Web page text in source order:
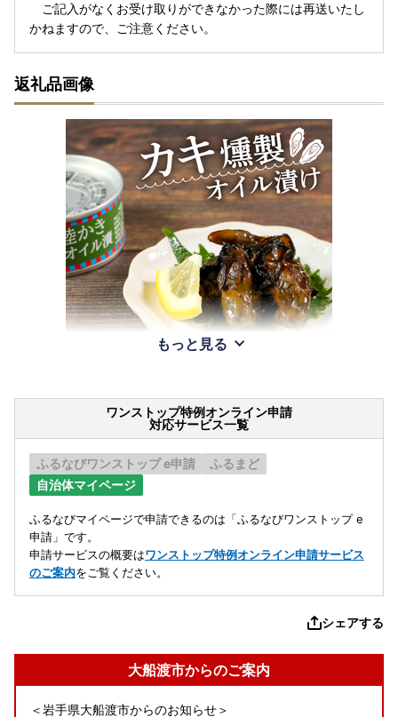
ご記入がなくお受け取りができなかった際には再送いたし
かねますので、ご注意ください。
返礼品画像
もっと見る
ワンストップ特例オンライン申請
対応サービス一覧
ふるなびワンストップ e申請
ふるまど
自治体マイページ
ふるなびマイページで申請できるのは「ふるなびワンストップ e
申請」です。
申請サービスの概要はワンストップ特例オンライン申請サービス
のご案内をご覧ください。
シェアする
大船渡市からのご案内
＜岩手県大船渡市からのお知らせ＞